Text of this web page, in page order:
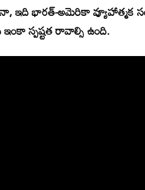
ఇది భారత్-అమెరికా వ్యూహాత్మక
స్పష్టత రావాల్సి ఉంది.